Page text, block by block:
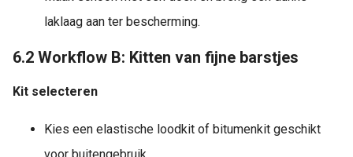
laklaag aan ter bescherming.
6.2 Workflow B: Kitten van fijne barstjes
Kit selecteren
Kies een elastische loodkit of bitumenkit geschikt